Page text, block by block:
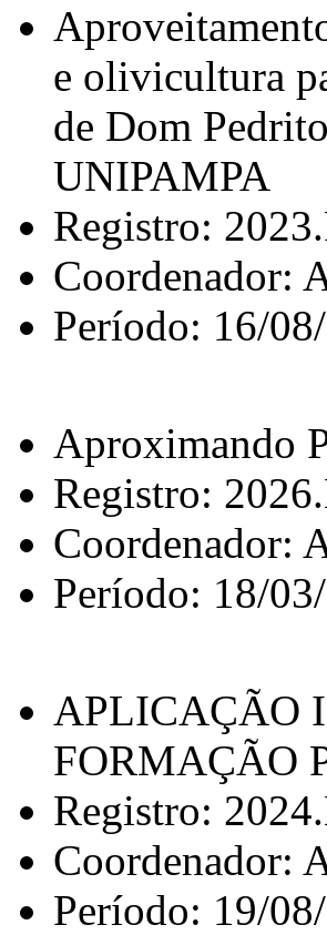
e olivicultura
de Dom
UNIPAMPA
Registro:
Coordenador:
Período: 16/
Aproximando
Registro:
Coordenador:
Período: 18/
APLICAÇÃO
FORMAÇÃO
Registro:
Coordenador:
Período: 19/